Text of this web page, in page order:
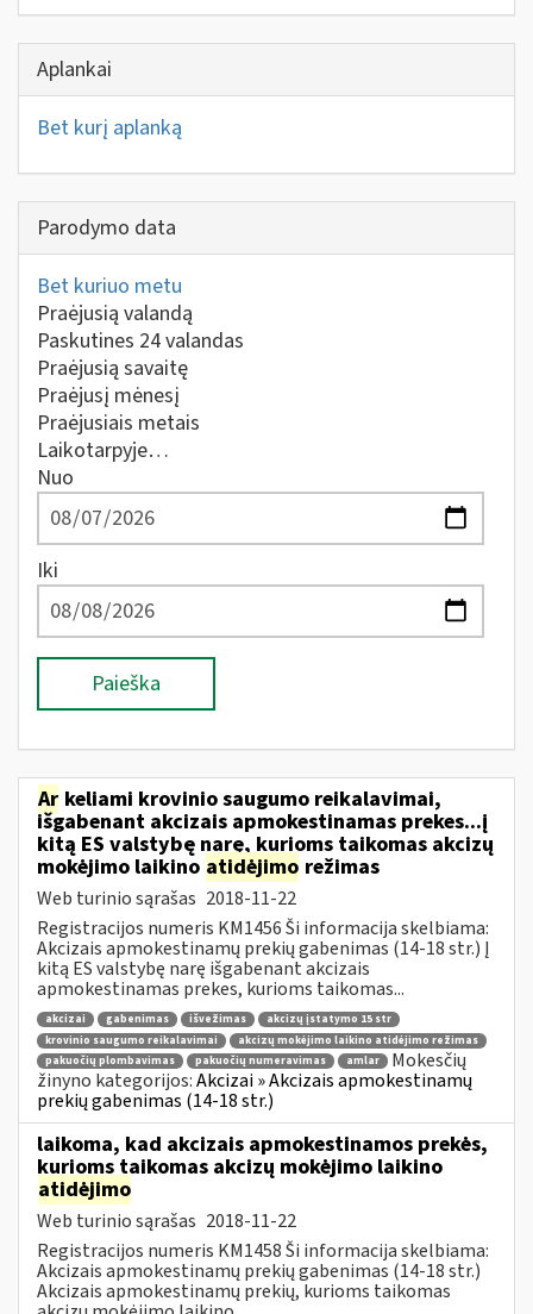
Aplankai
Bet kurį aplanką
Parodymo data
Bet kuriuo metu
Praėjusią valandą
Paskutines 24 valandas
Praėjusią savaitę
Praėjusį mėnesį
Praėjusiais metais
Laikotarpyje…
Nuo
Iki
Paieška
Ar keliami krovinio saugumo reikalavimai,
išgabenant akcizais apmokestinamas prekes...į
kitą ES valstybę narę, kurioms taikomas akcizų
mokėjimo laikino atidėjimo režimas
Web turinio sąrašas 2018-11-22
Registracijos numeris KM1456 Ši informacija skelbiama:
Akcizais apmokestinamų prekių gabenimas (14-18 str.) Į
kitą ES valstybę narę išgabenant akcizais
apmokestinamas prekes, kurioms taikomas...
akcizai gabenimas išvežimas
akcizų įstatymo 15 str
krovinio saugumo reikalavimai
akcizų mokėjimo laikino atidėjimo režimas
pakuočių plombavimas
pakuočių numeravimas amlar
Mokesčių
žinyno kategorijos:Akcizai » Akcizais apmokestinamų
prekių gabenimas (14-18 str.)
laikoma, kad akcizais apmokestinamos prekės,
kurioms taikomas akcizų mokėjimo laikino
atidėjimo
Web turinio sąrašas 2018-11-22
Registracijos numeris KM1458 Ši informacija skelbiama:
Akcizais apmokestinamų prekių gabenimas (14-18 str.)
Akcizais apmokestinamų prekių, kurioms taikomas